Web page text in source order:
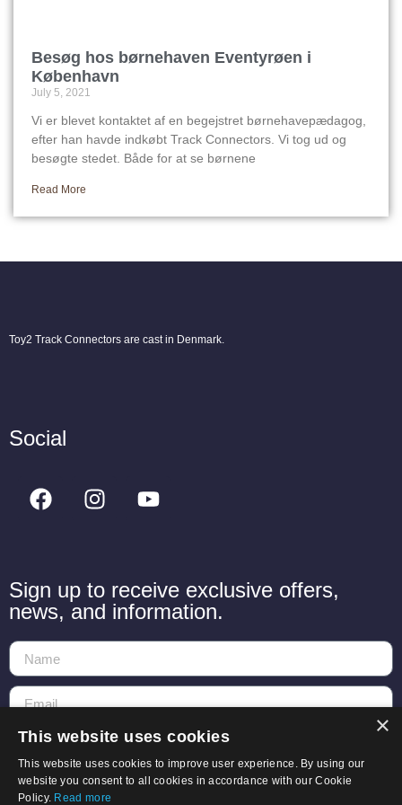
Besøg hos børnehaven Eventyrøen i
København
July 5, 2021
Vi er blevet kontaktet af en begejstret børnehavepædagog,
efter han havde indkøbt Track Connectors. Vi tog ud og
besøgte stedet. Både for at se børnene
Read More
Toy2 Track Connectors are cast in Denmark.
Social
Sign up to receive exclusive offers,
news, and information.
×
This website uses cookies
This website uses cookies to improve user experience. By using our
website you consent to all cookies in accordance with our Cookie
Policy. Read more